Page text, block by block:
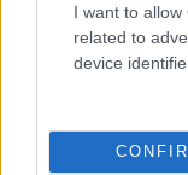
I want to
related to
device
Κάνε
Flash.gr